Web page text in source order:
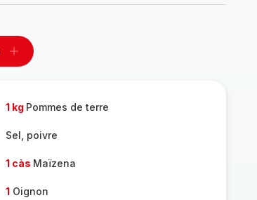
Ajouter
1 kg Pommes de terre
Sel, poivre
1 càs Maïzena
1 Oignon